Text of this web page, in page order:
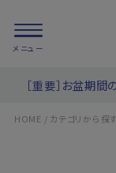
［重要］お盆期
HOME / カテゴリから探す